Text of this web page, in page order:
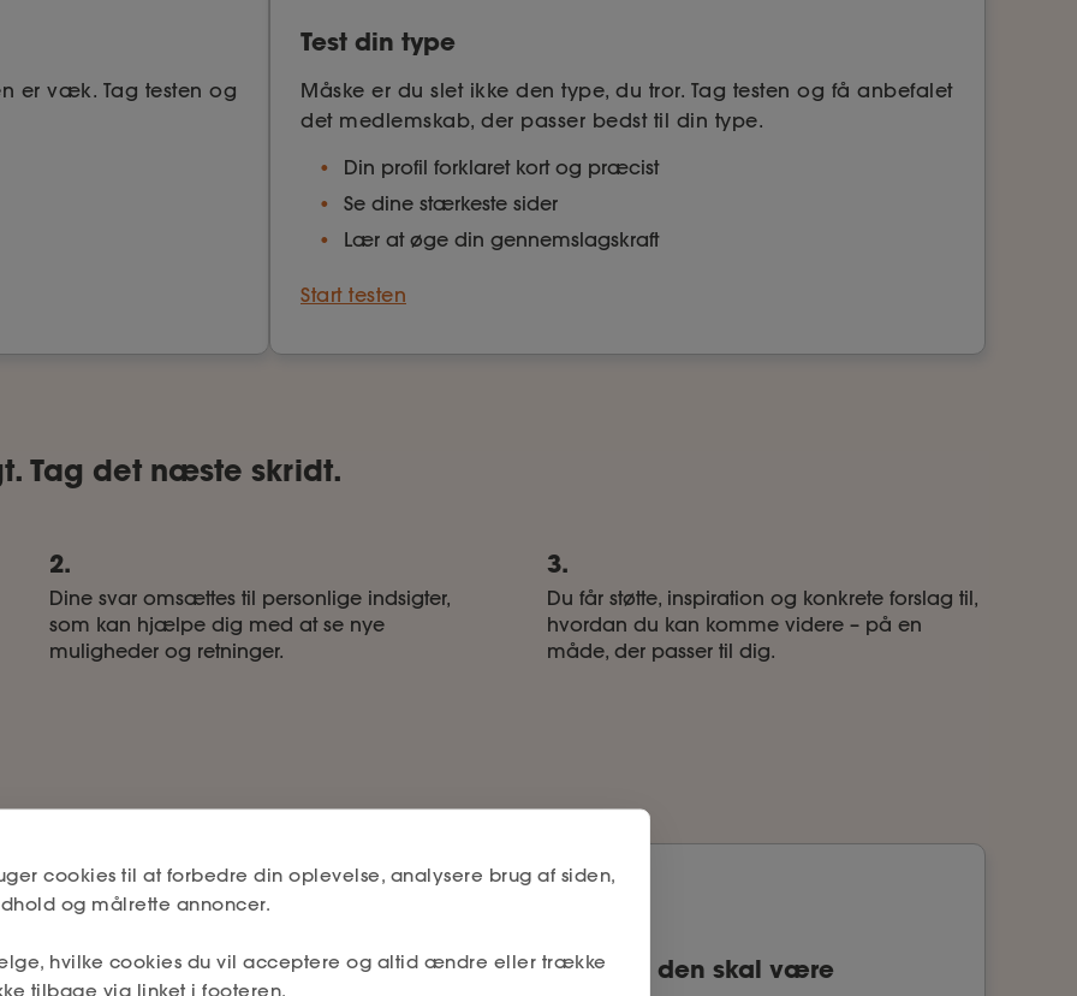
er væk. Tag testen og
Test din type
Måske er du slet ikke den type, du tror. Tag testen og få anbefalet
det medlemskab, der passer bedst til din type.
Din profil forklaret kort og præcist
Se dine stærkeste sider
Lær at øge din gennemslagskraft
Start testen
Tag det næste skridt.
2.
Dine svar omsættes til personlige indsigter,
som kan hjælpe dig med at se nye
muligheder og retninger.
3.
Du får støtte, inspiration og konkrete forslag til,
hvordan du kan komme videre – på en
måde, der passer til dig.
Tjek, om din kontrakt er, som den skal være
cookies til at forbedre din oplevelse, analysere brug af siden,
og målrette annoncer.
hvilke cookies du vil acceptere og altid ændre eller trække
tilbage via linket i footeren.